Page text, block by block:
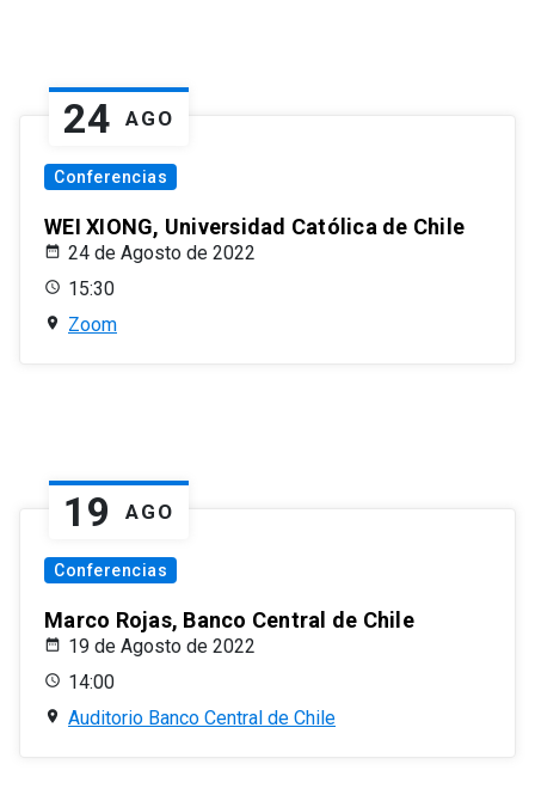
24 AGO
Conferencias
WEI XIONG, Universidad Católica de Chile
24 de Agosto de 2022
15:30
Zoom
19 AGO
Conferencias
Marco Rojas, Banco Central de Chile
19 de Agosto de 2022
14:00
Auditorio Banco Central de Chile